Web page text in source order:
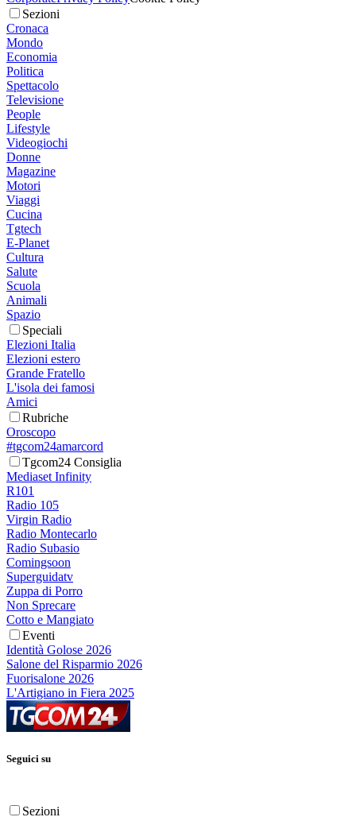
Sezioni
Cronaca
Mondo
Economia
Politica
Spettacolo
Televisione
People
Lifestyle
Videogiochi
Donne
Magazine
Motori
Viaggi
Cucina
Tgtech
E-Planet
Cultura
Salute
Scuola
Animali
Spazio
Speciali
Elezioni Italia
Elezioni estero
Grande Fratello
L'isola dei famosi
Amici
Rubriche
Oroscopo
#tgcom24amarcord
Tgcom24 Consiglia
Mediaset Infinity
R101
Radio 105
Virgin Radio
Radio Montecarlo
Radio Subasio
Comingsoon
Superguidatv
Zuppa di Porro
Non Sprecare
Cotto e Mangiato
Eventi
Identità Golose 2026
Salone del Risparmio 2026
Fuorisalone 2026
L'Artigiano in Fiera 2025
Seguici su
Sezioni